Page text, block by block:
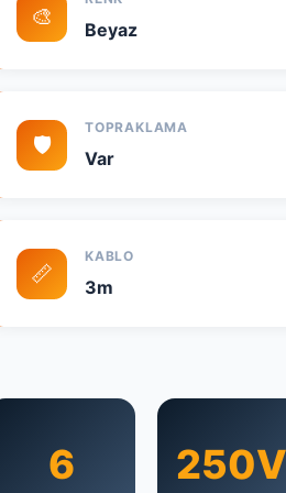
🎨
Beyaz
🛡️
TOPRAKLAMA
Var
📏
KABLO
3m
6 250V